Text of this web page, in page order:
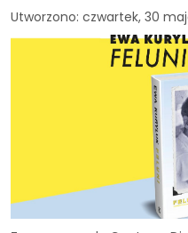
Utworzono: czwartek, 30